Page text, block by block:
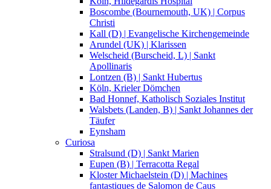
Boscombe (Bournemouth, UK) | Corpus
Christi
Kall (D) | Evangelische Kirchengemeinde
Arundel (UK) | Klarissen
Welscheid (Burscheid, L) | Sankt
Apollinaris
Lontzen (B) | Sankt Hubertus
Köln, Krieler Dömchen
Bad Honnef, Katholisch Soziales Institut
Walsbets (Landen, B) | Sankt Johannes der
Täufer
Eynsham
Curiosa
Stralsund (D) | Sankt Marien
Eupen (B) | Terracotta Regal
Kloster Michaelstein (D) | Machines
fantastiques de Salomon de Caus